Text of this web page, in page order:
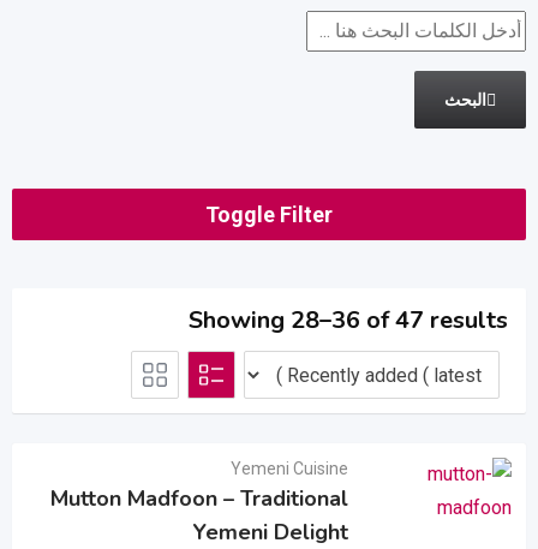
البحث
Toggle Filter
Showing 28–36 of 47 results
Yemeni Cuisine
Mutton Madfoon – Traditional
Yemeni Delight